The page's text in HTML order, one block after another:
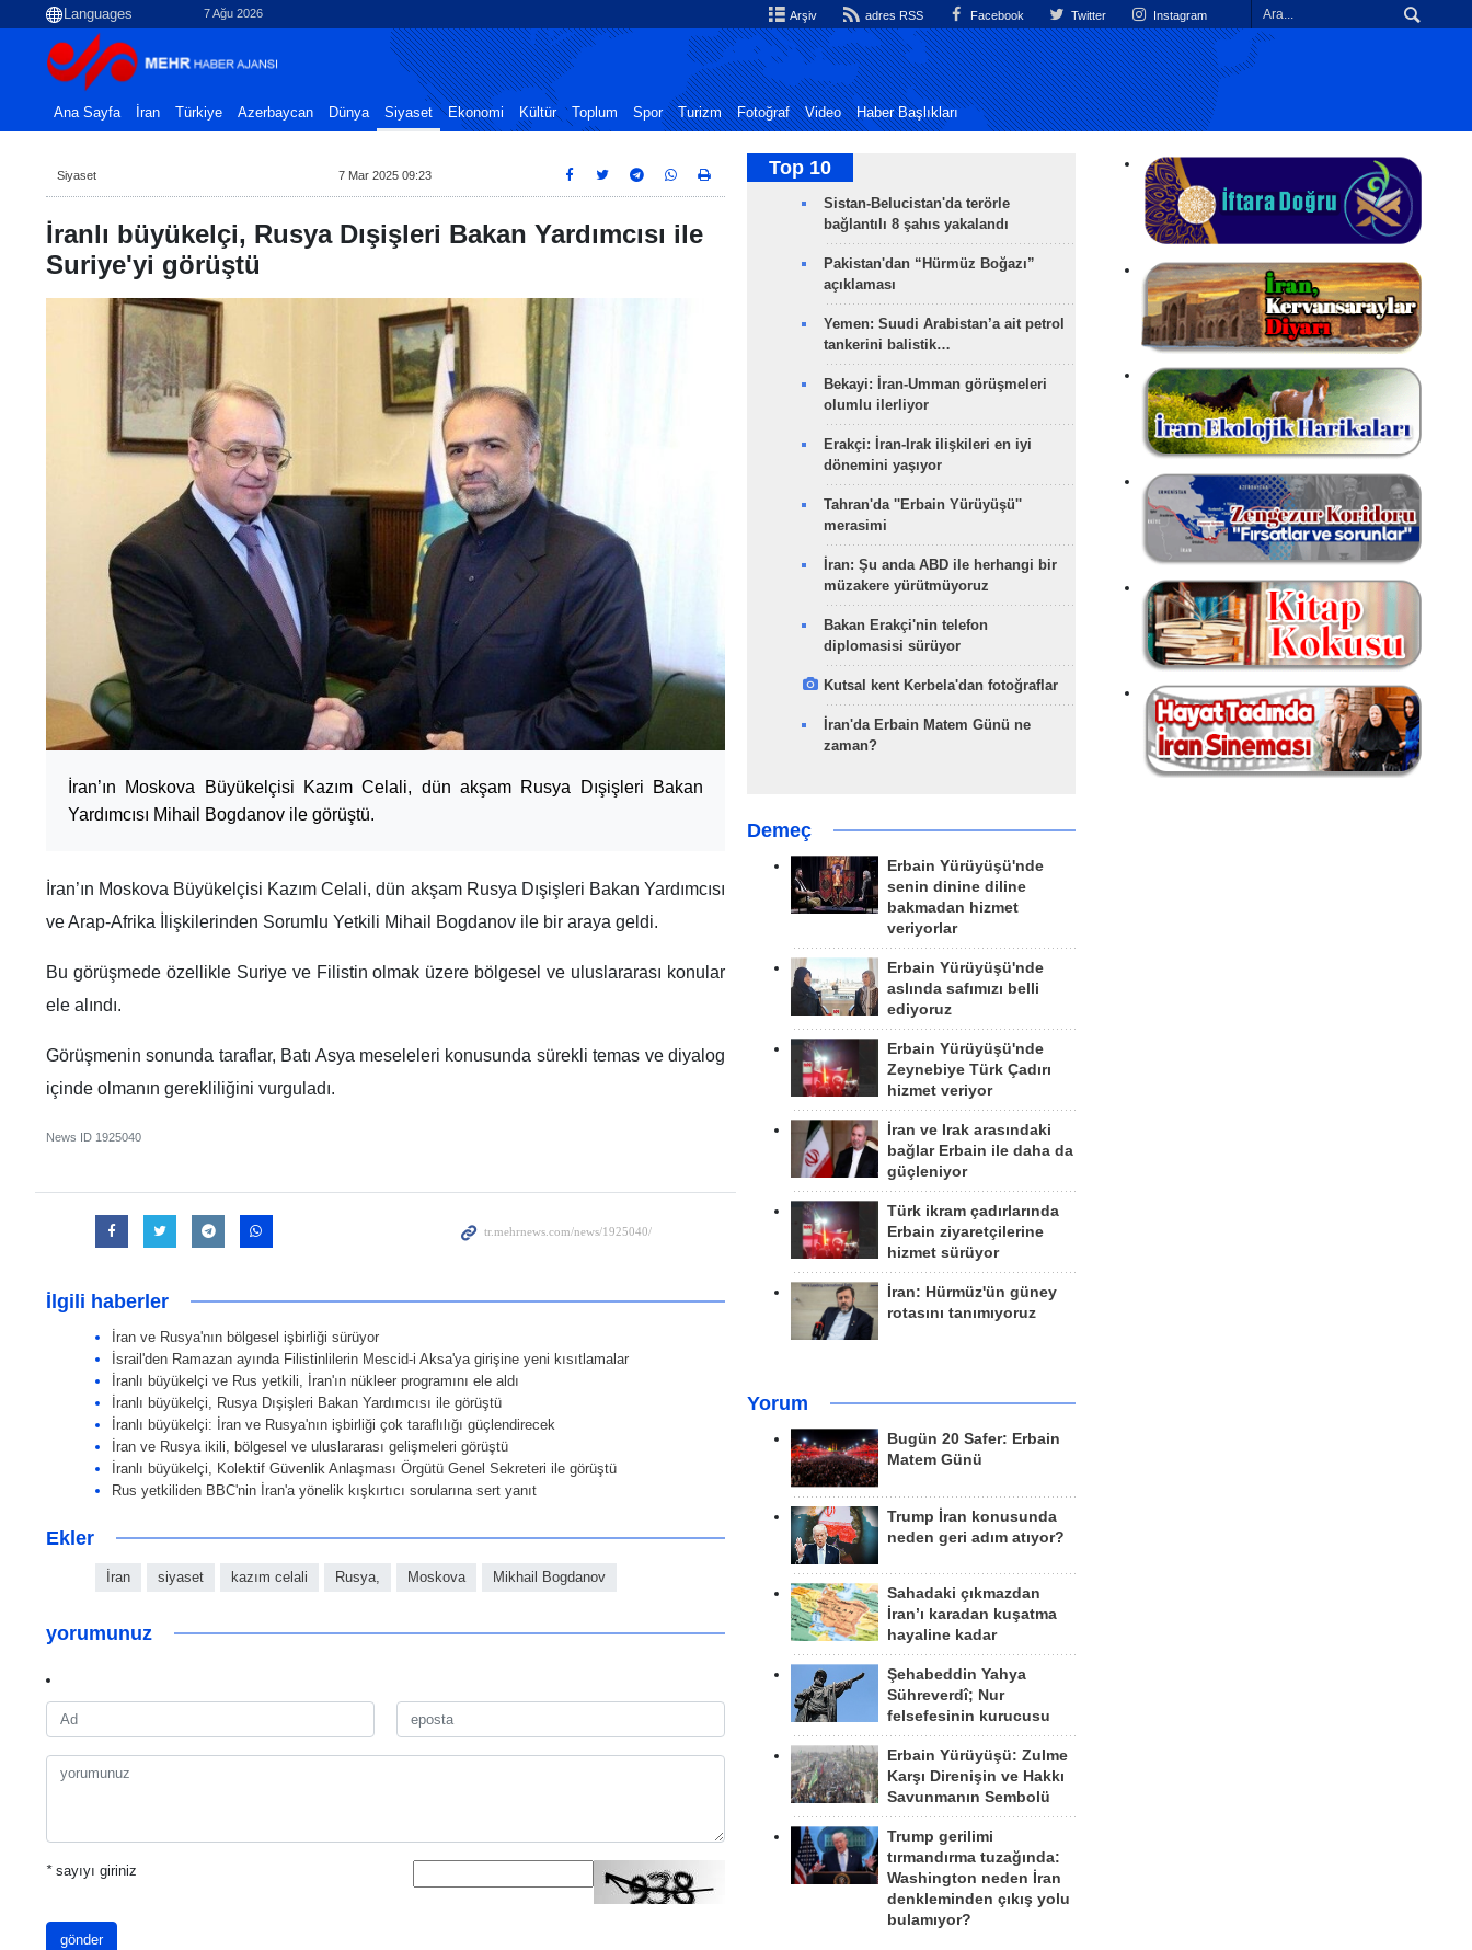
7 Ağu 2026 Arşiv adres RSS Facebook Twitter Instagram
Ana Sayfa İran Türkiye Azerbaycan Dünya Siyaset Ekonomi Kültür Toplum Spor Turizm Fotoğraf Video Haber Başlıkları
Siyaset 7 Mar 2025 09:23
İranlı büyükelçi, Rusya Dışişleri Bakan Yardımcısı ile
Suriye'yi görüştü
İran’ın Moskova Büyükelçisi Kazım Celali, dün akşam Rusya Dışişleri Bakan
Yardımcısı Mihail Bogdanov ile görüştü.
İran’ın Moskova Büyükelçisi Kazım Celali, dün akşam Rusya Dışişleri Bakan Yardımcısı
ve Arap-Afrika İlişkilerinden Sorumlu Yetkili Mihail Bogdanov ile bir araya geldi.
Bu görüşmede özellikle Suriye ve Filistin olmak üzere bölgesel ve uluslararası konular
ele alındı.
Görüşmenin sonunda taraflar, Batı Asya meseleleri konusunda sürekli temas ve diyalog
içinde olmanın gerekliliğini vurguladı.
News ID 1925040
İlgili haberler
İran ve Rusya'nın bölgesel işbirliği sürüyor
İsrail'den Ramazan ayında Filistinlilerin Mescid-i Aksa'ya girişine yeni kısıtlamalar
İranlı büyükelçi ve Rus yetkili, İran'ın nükleer programını ele aldı
İranlı büyükelçi, Rusya Dışişleri Bakan Yardımcısı ile görüştü
İranlı büyükelçi: İran ve Rusya'nın işbirliği çok taraflılığı güçlendirecek
İran ve Rusya ikili, bölgesel ve uluslararası gelişmeleri görüştü
İranlı büyükelçi, Kolektif Güvenlik Anlaşması Örgütü Genel Sekreteri ile görüştü
Rus yetkiliden BBC'nin İran'a yönelik kışkırtıcı sorularına sert yanıt
Ekler
İran siyaset kazım celali Rusya, Moskova Mikhail Bogdanov
yorumunuz
*sayıyı giriniz
gönder
Top 10
Sistan-Belucistan'da terörle
bağlantılı 8 şahıs yakalandı
Pakistan'dan “Hürmüz Boğazı”
açıklaması
Yemen: Suudi Arabistan’a ait petrol
tankerini balistik…
Bekayi: İran-Umman görüşmeleri
olumlu ilerliyor
Erakçi: İran-Irak ilişkileri en iyi
dönemini yaşıyor
Tahran'da ''Erbain Yürüyüşü''
merasimi
İran: Şu anda ABD ile herhangi bir
müzakere yürütmüyoruz
Bakan Erakçi'nin telefon
diplomasisi sürüyor
Kutsal kent Kerbela'dan fotoğraflar
İran'da Erbain Matem Günü ne
zaman?
Demeç
Erbain Yürüyüşü'nde
senin dinine diline
bakmadan hizmet
veriyorlar
Erbain Yürüyüşü'nde
aslında safımızı belli
ediyoruz
Erbain Yürüyüşü'nde
Zeynebiye Türk Çadırı
hizmet veriyor
İran ve Irak arasındaki
bağlar Erbain ile daha da
güçleniyor
Türk ikram çadırlarında
Erbain ziyaretçilerine
hizmet sürüyor
İran: Hürmüz'ün güney
rotasını tanımıyoruz
Yorum
Bugün 20 Safer: Erbain
Matem Günü
Trump İran konusunda
neden geri adım atıyor?
Sahadaki çıkmazdan
İran’ı karadan kuşatma
hayaline kadar
Şehabeddin Yahya
Sühreverdî; Nur
felsefesinin kurucusu
Erbain Yürüyüşü: Zulme
Karşı Direnişin ve Hakkı
Savunmanın Sembolü
Trump gerilimi
tırmandırma tuzağında:
Washington neden İran
denkleminden çıkış yolu
bulamıyor?